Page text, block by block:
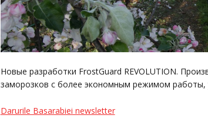
Новые разработки FrostGuard REVOLUTION.
заморозков с более экономным режимом работы,
Darurile Basarabiei newsletter